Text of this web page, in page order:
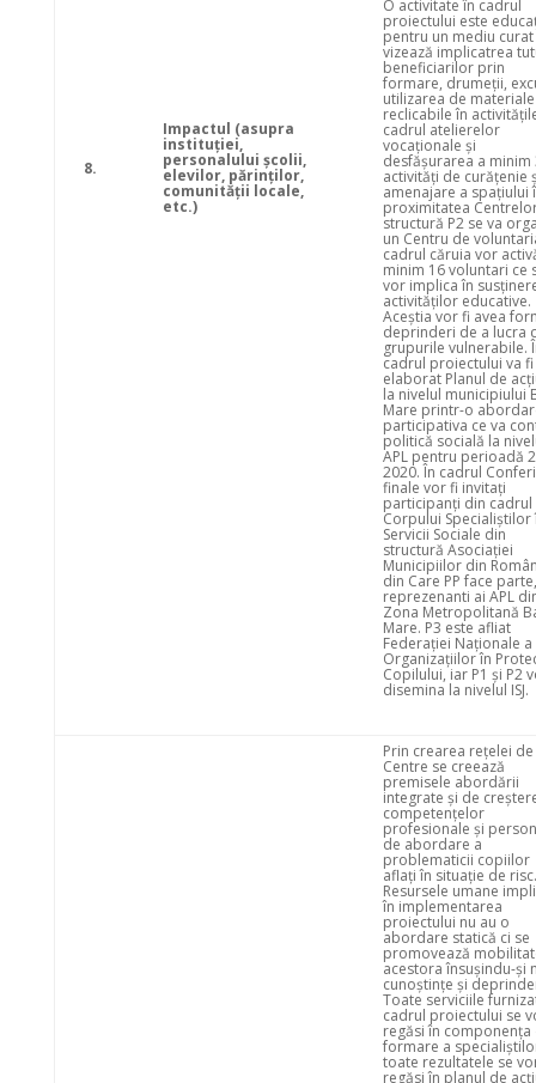
8.
Impactul (asupra
instituţiei,
personalului şcolii,
elevilor, părinţilor,
comunităţii locale,
etc.)
O activitate în cadrul
proiectului este
pentru un mediu curat
vizează implicatrea
beneficiarilor prin
formare, drumeții,
utilizarea de materiale
reclicabile în
cadrul atelierelor
vocaționale și
desfășurarea a minim
activități de curățenie
amenajare a spațiului
proximitatea
structură P2 se va
un Centru de
cadrul căruia vor
minim 16 voluntari ce
vor implica în
activităților educative.
Aceștia vor fi avea
deprinderi de a lucra
grupurile vulnerabile.
cadrul proiectului va fi
elaborat Planul de
la nivelul municipiului
Mare printr-o
participativa ce va
politică socială la
APL pentru perioadă
2020. În cadrul
finale vor fi invitați
participanți din cadrul
Corpului Specialiștilor
Servicii Sociale din
structură Asociației
Municipiilor din
din Care PP face parte,
reprezenanti ai APL
Zona Metropolitană
Mare. P3 este afliat
Federației Naționale a
Organizațiilor în
Copilului, iar P1 și P2
disemina la nivelul ISJ.
Prin crearea rețelei de
Centre se creează
premisele abordării
integrate și de
competențelor
profesionale și
de abordare a
problematicii copiilor
aflați în situație de risc.
Resursele umane
în implementarea
proiectului nu au o
abordare statică ci se
promovează
acestora însușindu-și
cunoștințe și
Toate serviciile
cadrul proiectului se
regăsi în componența
formare a
toate rezultatele se
regăsi în planul de